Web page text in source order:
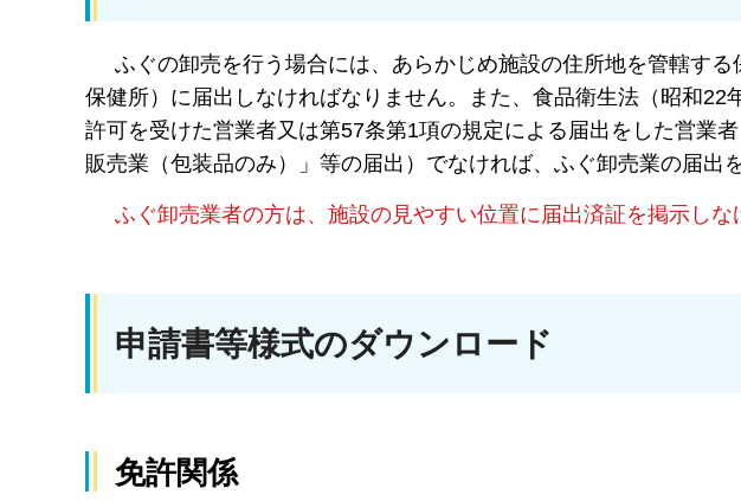
ふぐの卸売を行う場合には、あらかじめ施設の住所地を管轄する
保健所）に届出しなければなりません。また、食品衛生法（昭和22
許可を受けた営業者又は第57条第1項の規定による届出をした営業
販売業（包装品のみ）」等の届出）でなければ、ふぐ卸売業の届出
ふぐ卸売業者の方は、施設の見やすい位置に届出済証を掲示しな
申請書等様式のダウンロード
免許関係